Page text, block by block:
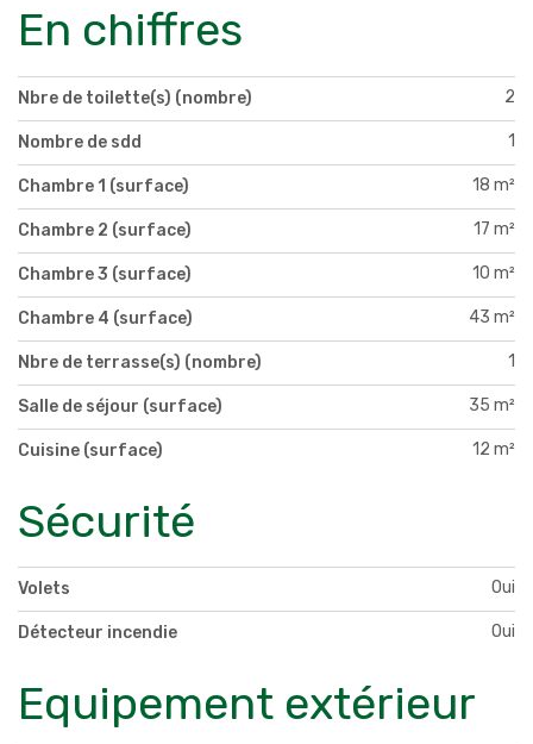
En chiffres
Nbre de toilette(s) (nombre) 2
Nombre de sdd 1
Chambre 1 (surface) 18 m²
Chambre 2 (surface) 17 m²
Chambre 3 (surface) 10 m²
Chambre 4 (surface) 43 m²
Nbre de terrasse(s) (nombre) 1
Salle de séjour (surface) 35 m²
Cuisine (surface) 12 m²
Sécurité
Volets Oui
Détecteur incendie Oui
Equipement extérieur